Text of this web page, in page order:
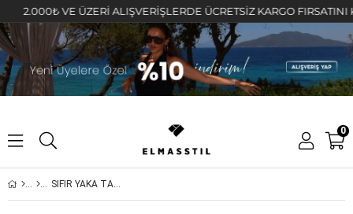
VE ÜZERİ ALIŞVERİŞLERDE ÜCRETSİZ KARGO FIRSATINI
0
SIFIR YAKA TAŞ SERPME T-SHIRT